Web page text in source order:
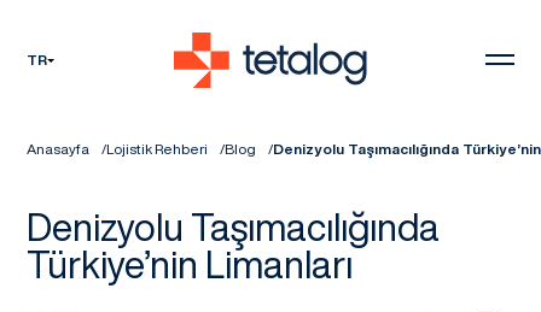
TR
Anasayfa Lojistik Rehberi Blog Denizyolu Taşımacılığında
Denizyolu Taşımacılığında
Türkiye’nin Limanları